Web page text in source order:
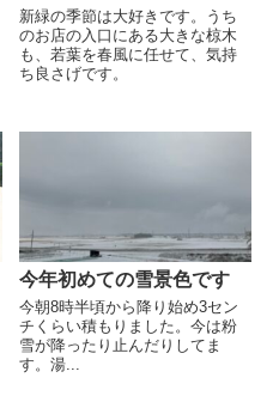
新緑の季節は大好きです。うち
のお店の入口にある大きな椋木
も、若葉を春風に任せて、気持
ち良さげです。
今年初めての雪景色です
今朝8時半頃から降り始め3セン
チくらい積もりました。今は粉
雪が降ったり止んだりしてま
す。湯...